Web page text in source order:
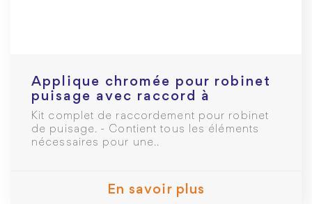
Applique chromée pour robinet
puisage avec raccord à
glissement PER Ø16mm F 1/2
Kit complet de raccordement pour robinet
de puisage. - Contient tous les éléments
nécessaires pour une..
En savoir plus